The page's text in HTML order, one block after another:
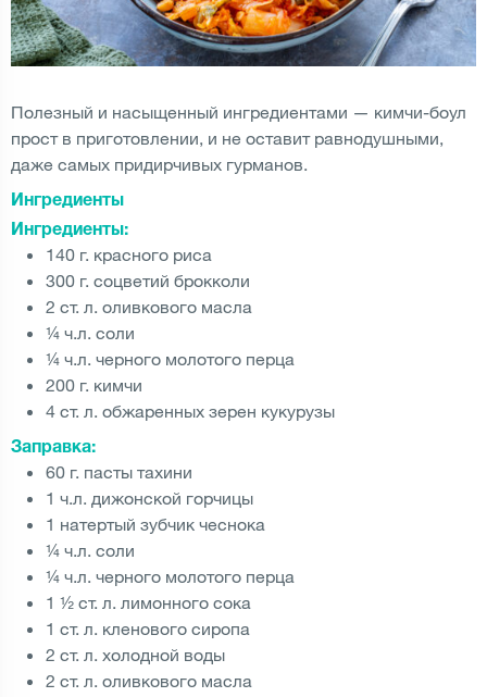
Полезный и насыщенный ингредиентами — кимчи-боул
прост в приготовлении, и не оставит равнодушными,
даже самых придирчивых гурманов.
Ингредиенты
Ингредиенты:
140 г. красного риса
300 г. соцветий брокколи
2 ст. л. оливкового масла
¼ ч.л. соли
¼ ч.л. черного молотого перца
200 г. кимчи
4 ст. л. обжаренных зерен кукурузы
Заправка:
60 г. пасты тахини
1 ч.л. дижонской горчицы
1 натертый зубчик чеснока
¼ ч.л. соли
¼ ч.л. черного молотого перца
1 ½ ст. л. лимонного сока
1 ст. л. кленового сиропа
2 ст. л. холодной воды
2 ст. л. оливкового масла